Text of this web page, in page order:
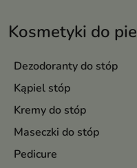
Kosmetyki do
Dezodoranty do stóp
Kąpiel stóp
Kremy do stóp
Maseczki do stóp
Pedicure